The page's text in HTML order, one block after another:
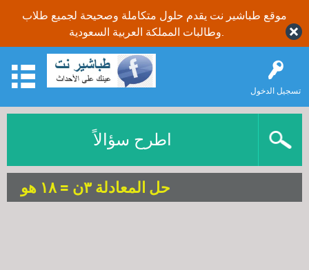
موقع طباشير نت يقدم حلول متكاملة وصحيحة لجميع طلاب
تسجيل الدخول
اطرح سؤالاً
حل المعادلة ٣ن = ١٨ هو